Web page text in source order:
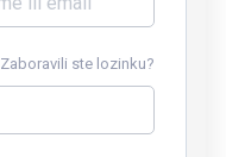
Zaboravili ste lozinku?